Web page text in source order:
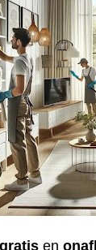
gratis en